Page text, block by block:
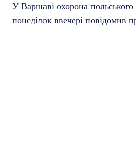
У Варшаві охорона
понеділок ввечері повідомив